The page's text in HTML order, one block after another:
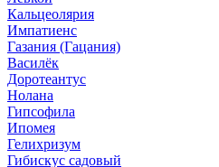
Кальцеолярия
Импатиенс
Газания (Гацания)
Василёк
Доротеантус
Нолана
Гипсофила
Ипомея
Гелихризум
Гибискус садовый